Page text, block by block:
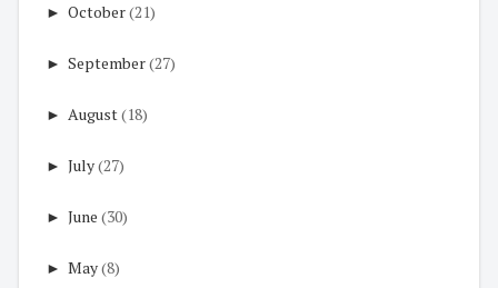
► October(21)
► September(27)
► August(18)
► July(27)
► June (30)
► May(8)